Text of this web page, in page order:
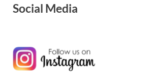
Social Media